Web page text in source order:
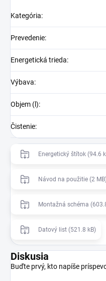
Kategória:
Prevedenie:
Energetická trieda:
Výbava:
Objem (l):
Čistenie:
Energetický štítok (94.6
Návod na použitie (2
Montažná schéma
Datový list (521.8 kB)
Diskusia
Buďte prvý, kto napíše